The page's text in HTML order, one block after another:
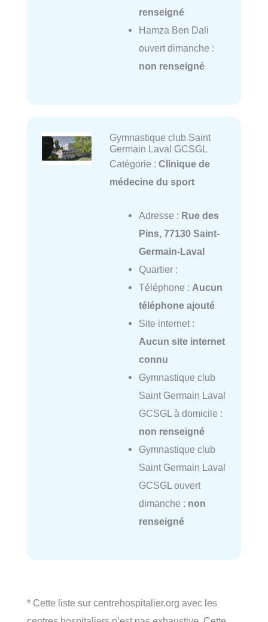
renseigné
Hamza Ben Dali
ouvert dimanche :
non renseigné
Gymnastique club Saint
Germain Laval GCSGL
Catégorie : Clinique de
médecine du sport
Adresse : Rue des
Pins, 77130 Saint-
Germain-Laval
Quartier :
Téléphone : Aucun
téléphone ajouté
Site internet :
Aucun site internet
connu
Gymnastique club
Saint Germain Laval
GCSGL à domicile :
non renseigné
Gymnastique club
Saint Germain Laval
GCSGL ouvert
dimanche : non
renseigné
* Cette liste sur centrehospitalier.org avec les